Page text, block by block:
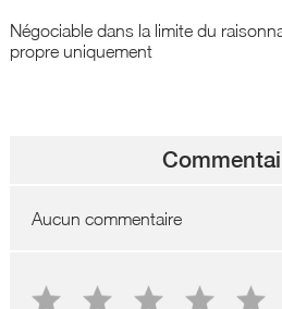
Négociable dans la limite du
propre uniquement
Aucun commentaire